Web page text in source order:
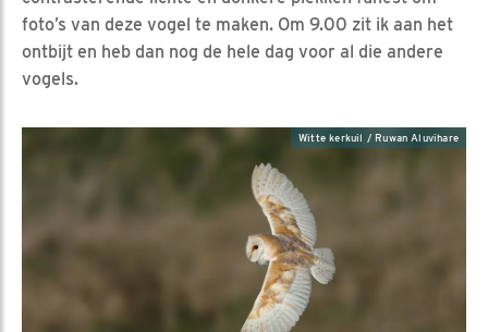
foto’s van deze vogel te maken. Om 9.00 zit ik aan het
ontbijt en heb dan nog de hele dag voor al die andere
vogels.
Witte kerkuil / Ruwan Aluvihare